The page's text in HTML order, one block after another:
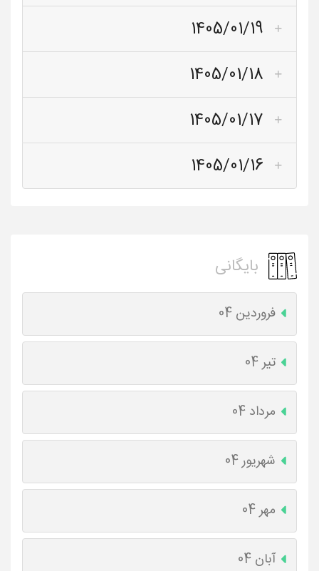
1405/01/19
1405/01/18
1405/01/17
1405/01/16
بایگانی
فروردین 04
تیر 04
مرداد 04
شهریور 04
مهر 04
آبان 04